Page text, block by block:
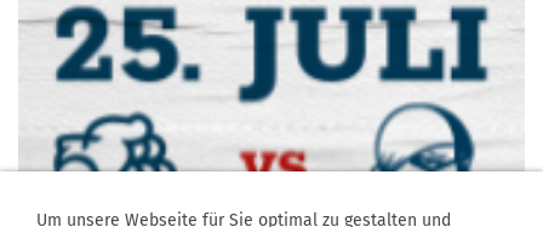
Um unsere Webseite für Sie optimal zu gestalten und